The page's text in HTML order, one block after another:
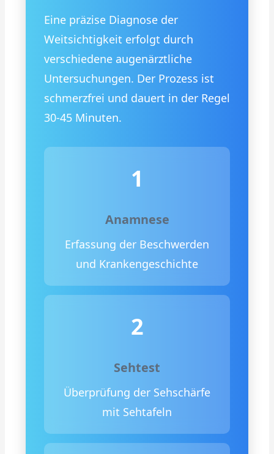
Eine präzise Diagnose der
Weitsichtigkeit erfolgt durch
verschiedene augenärztliche
Untersuchungen. Der Prozess ist
schmerzfrei und dauert in der Regel
30-45 Minuten.
1
Anamnese
Erfassung der Beschwerden
und Krankengeschichte
2
Sehtest
Überprüfung der Sehschärfe
mit Sehtafeln